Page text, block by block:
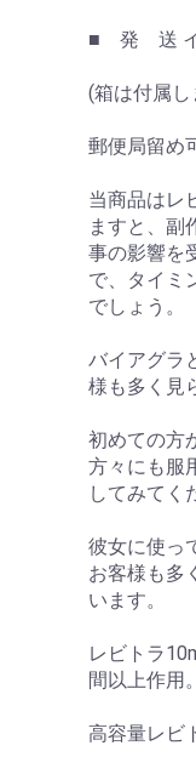
■ 発 送
(箱は付属し
郵便局留め
当商品はレ
ますと、副
事の影響を
で、タイミ
でしょう。
バイアグラ
様も多く見
初めての方
方々にも服
してみてく
彼女に使っ
お客様も多
います。
レビトラ
間以上作用。
高容量レビ